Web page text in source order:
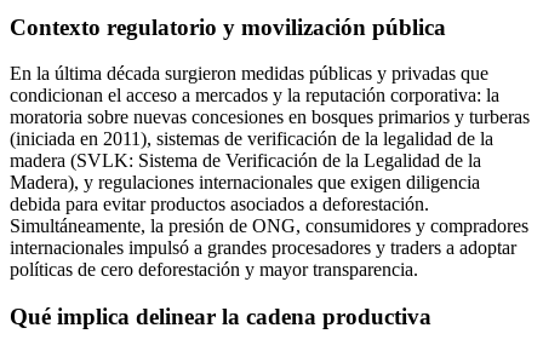
Contexto regulatorio y movilización pública
En la última década surgieron medidas públicas y privadas que
condicionan el acceso a mercados y la reputación corporativa: la
moratoria sobre nuevas concesiones en bosques primarios y turberas
(iniciada en 2011), sistemas de verificación de la legalidad de la
madera (SVLK: Sistema de Verificación de la Legalidad de la
Madera), y regulaciones internacionales que exigen diligencia
debida para evitar productos asociados a deforestación.
Simultáneamente, la presión de ONG, consumidores y compradores
internacionales impulsó a grandes procesadores y traders a adoptar
políticas de cero deforestación y mayor transparencia.
Qué implica delinear la cadena productiva